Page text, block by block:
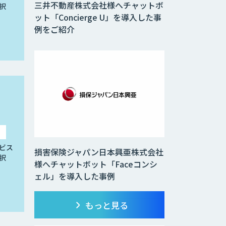
ス
損害保険ジャパン日本興亜株式会社
様へチャットボット「Faceコンシ
ェル」を導入した事例
三井不動産株式会社様へチャットボ
ット「Concierge U」を導入した事
例をご紹介
もっと見る